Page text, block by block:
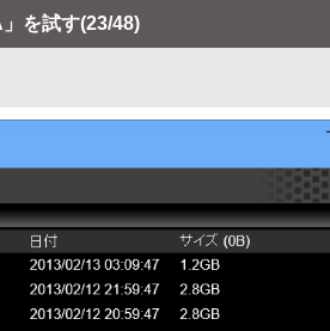
を試す(23/48)